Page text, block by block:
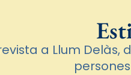
a Llum